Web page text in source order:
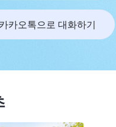
격점을 받을 것이다.
님을 증거할 수 있다.
진리를 구해 문제를
를 구해 문제를 해결
진리 추구란 무엇인가(3)
카카오톡으로 대화하기